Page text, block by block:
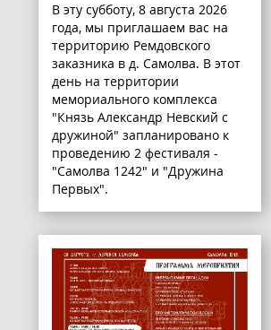
В эту субботу, 8 августа 2026
года, мы приглашаем вас на
территорию Ремдовского
заказника в д. Самолва. В этот
день на территории
мемориального комплекса
"Князь Александр Невский с
дружиной" запланировано к
проведению 2 фестиваля -
"Самолва 1242" и "Дружина
Первых".